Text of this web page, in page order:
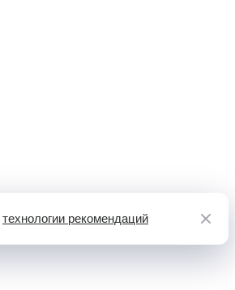
технологии рекомендаций